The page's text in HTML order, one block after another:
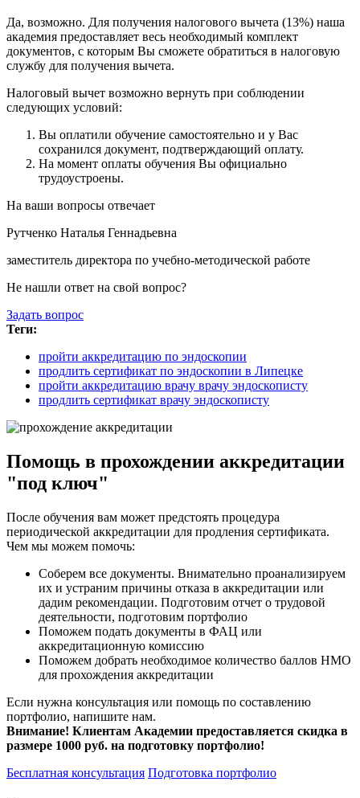
Да, возможно. Для получения налогового вычета (13%) наша
академия предоставляет весь необходимый комплект
документов, с которым Вы сможете обратиться в налоговую
службу для получения вычета.
Налоговый вычет возможно вернуть при соблюдении
следующих условий:
Вы оплатили обучение самостоятельно и у Вас
сохранился документ, подтверждающий оплату.
На момент оплаты обучения Вы официально
трудоустроены.
На ваши вопросы отвечает
Рутченко Наталья Геннадьевна
заместитель директора по учебно-методической работе
Не нашли ответ на свой вопрос?
Задать вопрос
Теги:
пройти аккредитацию по эндоскопии
продлить сертификат по эндоскопии в Липецке
пройти аккредитацию врачу врачу эндоскописту
продлить сертификат врачу эндоскописту
Помощь в прохождении аккредитации
"под ключ"
После обучения вам может предстоять процедура
периодической аккредитации для продления сертификата.
Чем мы можем помочь:
Соберем все документы. Внимательно проанализируем
их и устраним причины отказа в аккредитации или
дадим рекомендации. Подготовим отчет о трудовой
деятельности, подготовим портфолио
Поможем подать документы в ФАЦ или
аккредитационную комиссию
Поможем добрать необходимое количество баллов НМО
для прохождения аккредитации
Если нужна консультация или помощь по составлению
портфолио, напишите нам.
Внимание! Клиентам Академии предоставляется скидка в
размере 1000 руб. на подготовку портфолио!
Бесплатная консультация Подготовка портфолио